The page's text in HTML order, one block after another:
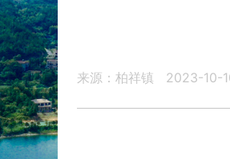
来源：柏祥镇 2023-10-